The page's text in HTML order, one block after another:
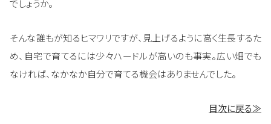
でしょうか。
そんな誰もが知るヒマワリですが、見上げるように高く生長するた
め、自宅で育てるには少々ハードルが高いのも事実。広い畑でも
なければ、なかなか自分で育てる機会はありませんでした。
目次に戻る≫